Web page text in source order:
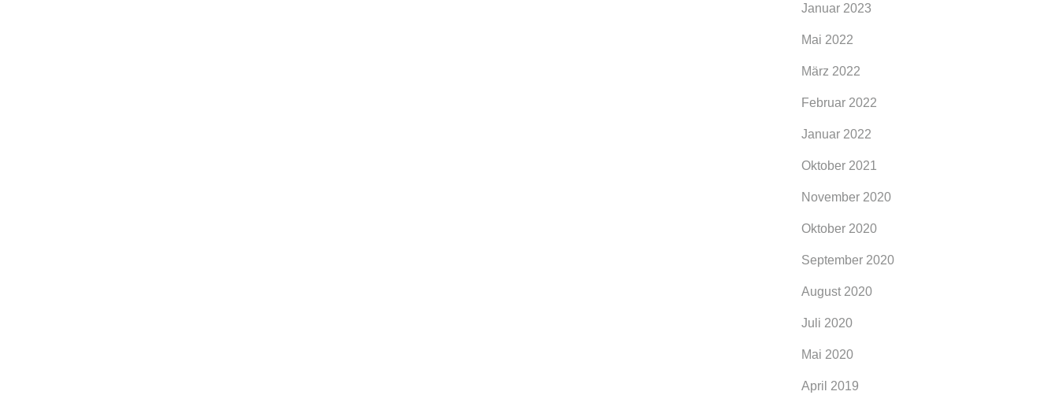
Januar 2023
Mai 2022
März 2022
Februar 2022
Januar 2022
Oktober 2021
November 2020
Oktober 2020
September 2020
August 2020
Juli 2020
Mai 2020
April 2019